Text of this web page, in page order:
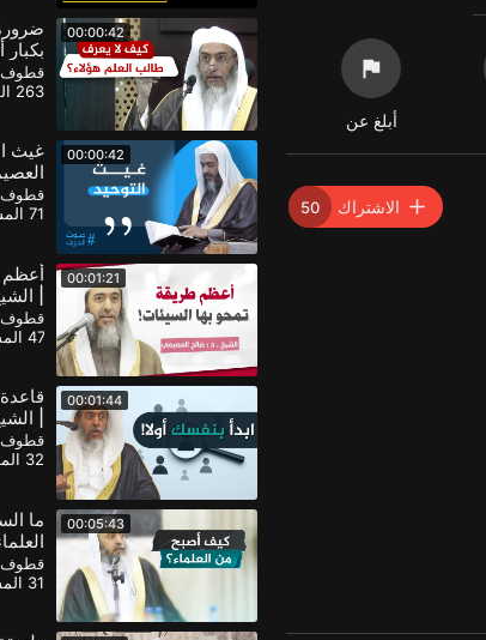
أبلغ عن
الاشتراك 50
00:00:42
صالح
قطوف
263 المشاهدات
00:00:42
غيث
قطوف
71 المشاهدات
00:01:21
أعظم
|
قطوف
47 المشاهدات
00:01:44
|
قطوف
32 المشاهدات
00:05:43
ما
قطوف
31 المشاهدات